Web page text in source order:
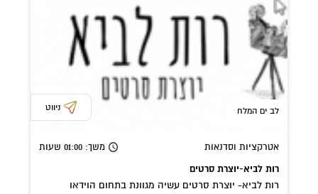
לב ים המלח ניווט
אטרקציות וסדנאות משך: 01:00 שעות
רות לביא-יוצרת סרטים
רות לביא- יוצרת סרטים עשיה מגוונת בתחום הוידאו